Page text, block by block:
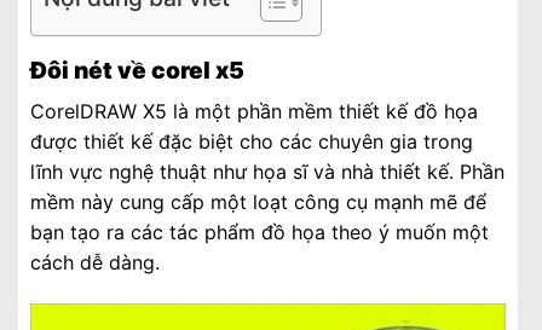
Đôi nét về corel x5
CorelDRAW X5 là một phần mềm thiết kế đồ họa
được thiết kế đặc biệt cho các chuyên gia trong
lĩnh vực nghệ thuật như họa sĩ và nhà thiết kế. Phần
mềm này cung cấp một loạt công cụ mạnh mẽ để
bạn tạo ra các tác phẩm đồ họa theo ý muốn một
cách dễ dàng.